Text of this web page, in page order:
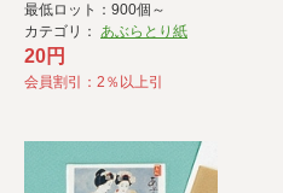
最低ロット：900個～
カテゴリ： あぶらとり紙
20円
会員割引：2％以上引